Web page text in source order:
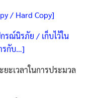
/ Hard Copy]
รณ์นิรภัย / เก็บไว้ใน
รกับ…]
ะเวลาในการประมวล